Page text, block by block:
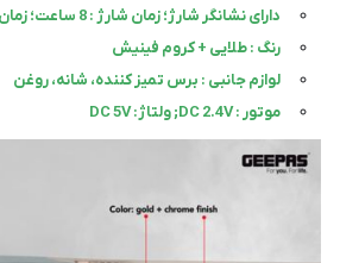
دارای نشانگر شارژ؛ زمان شارژ : 8 ساعت؛ زمان کار : 45 دقیقه
رنگ : طلایی + کروم فینیش
لوازم جانبی : برس تمیز کننده، شانه، روغن
موتور : DC 2.4V; ولتاژ: DC 5V